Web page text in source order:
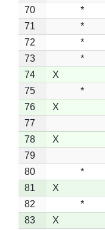
70
*
71
*
72
*
73
*
74
X
75
*
76
X
77
78
X
79
80
*
81
X
82
*
83
X